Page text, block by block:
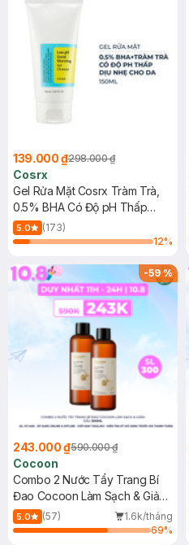
139.000 ₫298.000 ₫
Cosrx
Gel Rửa Mặt Cosrx Tràm Trà,
0.5% BHA Có Độ pH Thấp
150ml
5.0
(173)
12%
-59%
243.000 ₫590.000 ₫
Cocoon
Combo 2 Nước Tẩy Trang Bí
Đao Cocoon Làm Sạch & Giảm
Dầu 500ml
5.0 (57)
1.6k/tháng
69%